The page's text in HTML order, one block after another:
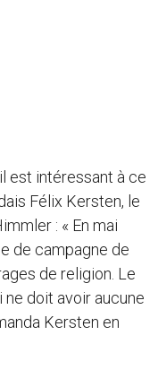
est intéressant à ce
Félix Kersten, le
: « En mai
de campagne de
de religion. Le
ne doit avoir aucune
Kersten en